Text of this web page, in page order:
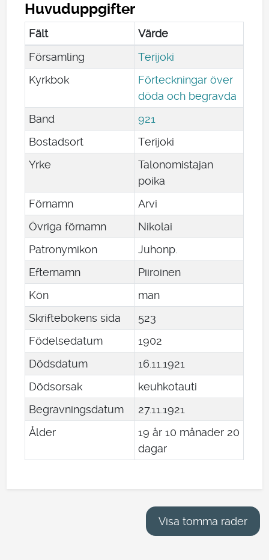
Huvuduppgifter
Fält
Värde
Församling
Terijoki
Kyrkbok
Förteckningar över
döda och begravda
Band
921
Bostadsort
Terijoki
Yrke
Talonomistajan
poika
Förnamn
Arvi
Övriga förnamn
Nikolai
Patronymikon
Juhonp.
Efternamn
Piiroinen
Kön
man
Skriftebokens sida
523
Födelsedatum
1902
Dödsdatum
1611 1921
Dödsorsak
keuhkotauti
Begravningsdatum
27.11 1921
Ålder
19 år 10 månader 20
dagar
Visa tomma rader